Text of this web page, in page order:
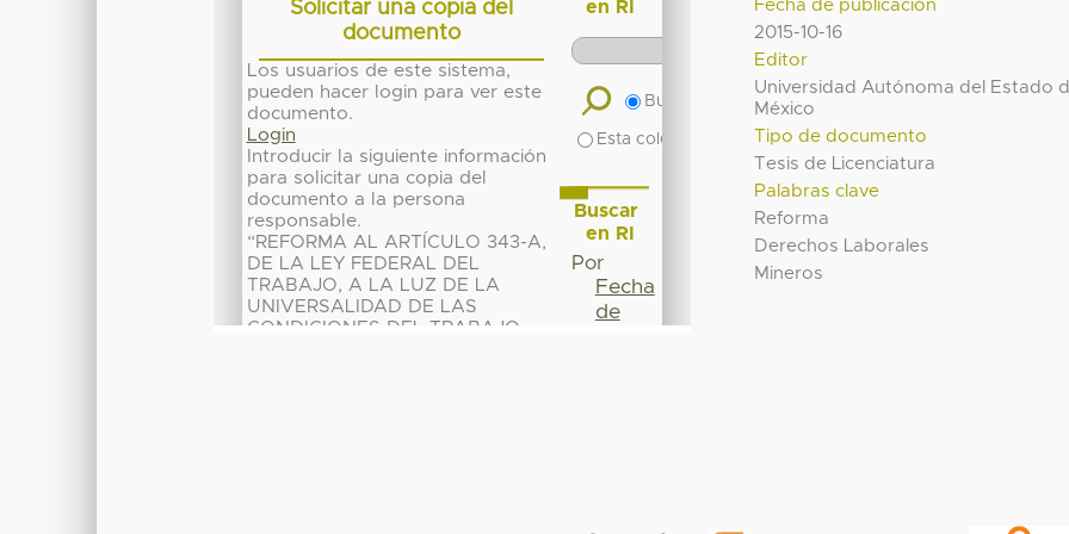
Fecha de publicación
2015-10-16
Editor
Universidad Autónoma del Estado
México
Tipo de documento
Tesis de Licenciatura
Palabras clave
Reforma
Derechos Laborales
Mineros